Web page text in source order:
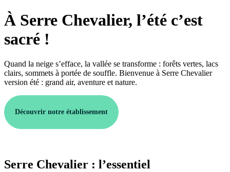
À Serre Chevalier, l’été c’est
sacré !
Quand la neige s’efface, la vallée se transforme : forêts vertes, lacs
clairs, sommets à portée de souffle. Bienvenue à Serre Chevalier
version été : grand air, aventure et nature.
Découvrir notre établissement
Serre Chevalier : l’essentiel